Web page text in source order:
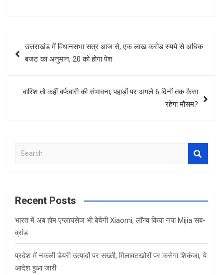
navigation
उत्तराखंड में विधानसभा सत्र आज से, एक लाख करोड़ रुपये से अधिक
बजट का अनुमान, 20 को होगा पेश
बारिश तो कहीं बर्फबारी की संभावना, पहाड़ों पर अगले 6 दिनों तक कैसा
रहेगा मौसम?
a
c
Recent Posts
भारत में अब होम एप्लायंसेज भी बेचेगी Xiaomi, लॉन्च किया नया Mijia सब-
ब्रांड
प्रदेश में नकली डेयरी उत्पादों पर सख्ती, मिलावटखोरों पर कसेगा शिकंजा, ये
आदेश हुआ जारी